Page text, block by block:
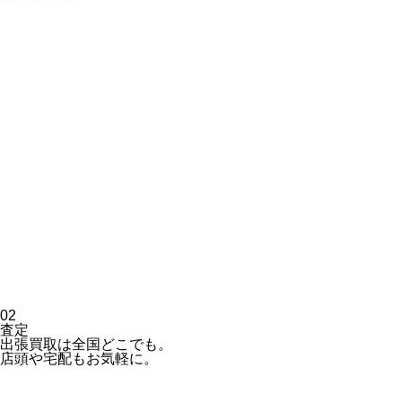
02
査定
出張買取は全国どこでも。
店頭や宅配もお気軽に。